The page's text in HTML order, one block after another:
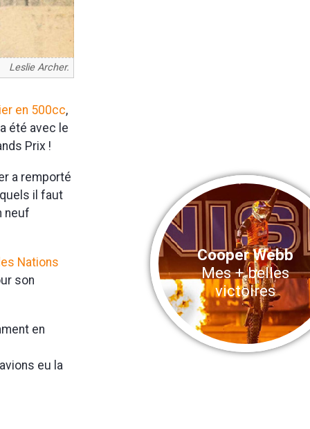
Cooper Webb
Mes + belles
victoires
Leslie Archer.
en 500cc,
été avec le
Prix !
a remporté
il faut
neuf
Nations
son
en
eu la